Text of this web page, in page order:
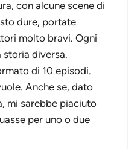
con alcune scene di
dure, portate
molto bravi. Ogni
diversa.
di 10 episodi.
Anche se, dato
mi sarebbe piaciuto
per uno o due